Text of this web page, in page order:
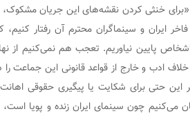
«برای خنثی کردن نقشه‌های این جریان
ایران و سینماگران محترم آن رفتار
اشخاص پایین نیاوریم. تعجب هم نمی‌کنیم از
خلاف ادب و خارج از قواعد قانونی این جماعت
این حتی برای شکایت یا پیگیری حقوقی
می‌کنیم چون سینمای ایران زنده و پویا